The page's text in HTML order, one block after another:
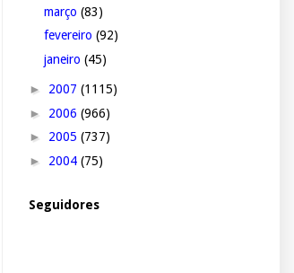
março (83)
fevereiro (92)
janeiro (45)
► 2007 (1115)
► 2006 (966)
► 2005 (737)
► 2004 (75)
Seguidores